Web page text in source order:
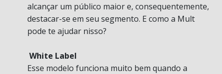
alcançar um público maior e, consequentemente,
destacar-se em seu segmento. E como a Mult
pode te ajudar nisso?
White Label
Esse modelo funciona muito bem quando a